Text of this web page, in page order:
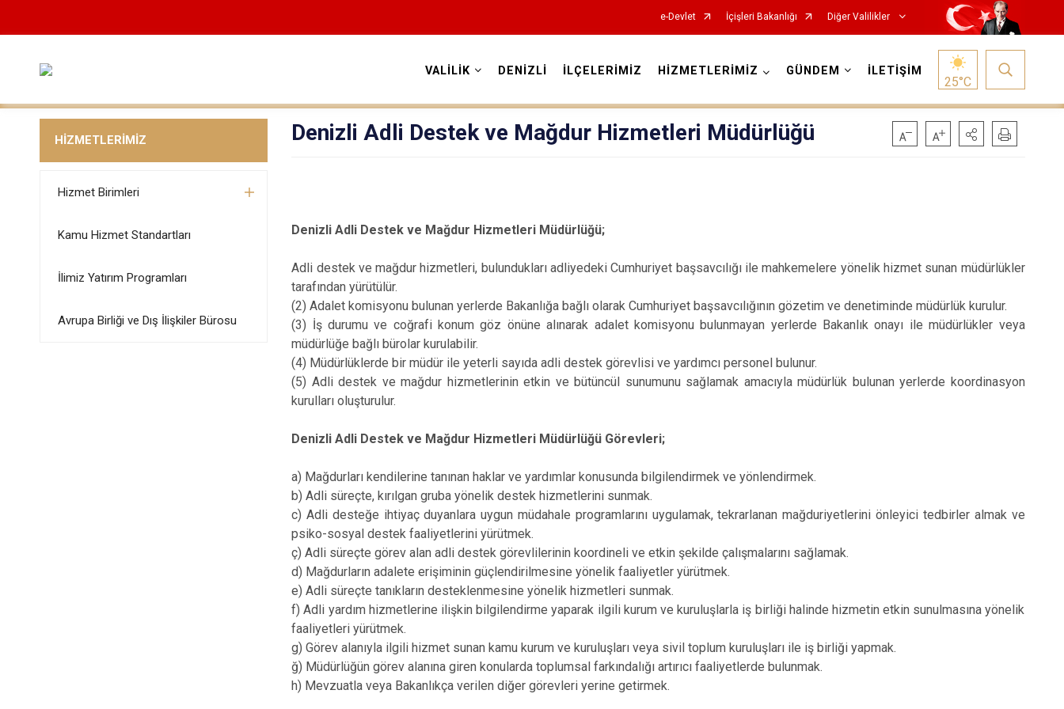
e-Devlet İçişleri Bakanlığı Diğer Valilikler
VALİLİK DENİZLİ İLÇELERİMİZ HİZMETLERİMİZ GÜNDEM İLETİŞİM
25°C
HİZMETLERİMİZ
Hizmet Birimleri
Kamu Hizmet Standartları
İlimiz Yatırım Programları
Avrupa Birliği ve Dış İlişkiler Bürosu
Denizli Adli Destek ve Mağdur Hizmetleri Müdürlüğü
Denizli Adli Destek ve Mağdur Hizmetleri Müdürlüğü;
Adli destek ve mağdur hizmetleri, bulundukları adliyedeki Cumhuriyet başsavcılığı ile mahkemelere yönelik hizmet sunan müdürlükler
tarafından yürütülür.
(2) Adalet komisyonu bulunan yerlerde Bakanlığa bağlı olarak Cumhuriyet başsavcılığının gözetim ve denetiminde müdürlük kurulur.
(3) İş durumu ve coğrafi konum göz önüne alınarak adalet komisyonu bulunmayan yerlerde Bakanlık onayı ile müdürlükler veya
müdürlüğe bağlı bürolar kurulabilir.
(4) Müdürlüklerde bir müdür ile yeterli sayıda adli destek görevlisi ve yardımcı personel bulunur.
(5) Adli destek ve mağdur hizmetlerinin etkin ve bütüncül sunumunu sağlamak amacıyla müdürlük bulunan yerlerde koordinasyon
kurulları oluşturulur.
Denizli Adli Destek ve Mağdur Hizmetleri Müdürlüğü Görevleri;
a) Mağdurları kendilerine tanınan haklar ve yardımlar konusunda bilgilendirmek ve yönlendirmek.
b) Adli süreçte, kırılgan gruba yönelik destek hizmetlerini sunmak.
c) Adli desteğe ihtiyaç duyanlara uygun müdahale programlarını uygulamak, tekrarlanan mağduriyetlerini önleyici tedbirler almak ve
psiko-sosyal destek faaliyetlerini yürütmek.
ç) Adli süreçte görev alan adli destek görevlilerinin koordineli ve etkin şekilde çalışmalarını sağlamak.
d) Mağdurların adalete erişiminin güçlendirilmesine yönelik faaliyetler yürütmek.
e) Adli süreçte tanıkların desteklenmesine yönelik hizmetleri sunmak.
f) Adli yardım hizmetlerine ilişkin bilgilendirme yaparak ilgili kurum ve kuruluşlarla iş birliği halinde hizmetin etkin sunulmasına yönelik
faaliyetleri yürütmek.
g) Görev alanıyla ilgili hizmet sunan kamu kurum ve kuruluşları veya sivil toplum kuruluşları ile iş birliği yapmak.
ğ) Müdürlüğün görev alanına giren konularda toplumsal farkındalığı artırıcı faaliyetlerde bulunmak.
h) Mevzuatla veya Bakanlıkça verilen diğer görevleri yerine getirmek.